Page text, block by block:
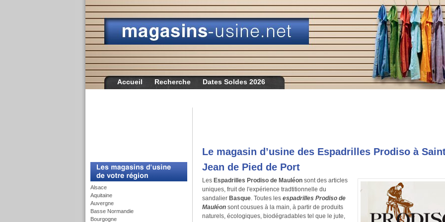
Accueil Recherche Dates Soldes 2026
Alsace
Aquitaine
Auvergne
Basse Normandie
Bourgogne
Le magasin d’usine des Espadrilles Prodiso à
Jean de Pied de Port
Les Espadrilles Prodiso de Mauléon sont des articles
uniques, fruit de l'expérience tradtitionnelle du
sandalier Basque . Toutes les espadrilles Prodiso de
Mauléon sont cousues à la main, à partir de produits
naturels, écologiques, biodégradables tel que le jute,